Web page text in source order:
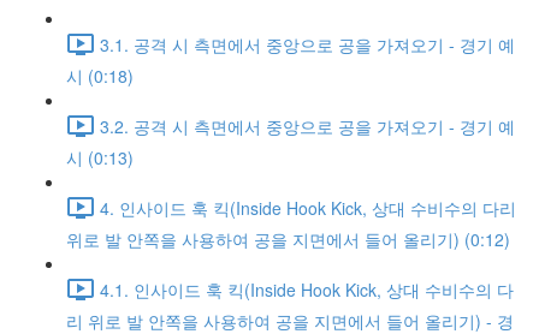
3.1. 공격 시 측면에서 중앙으로 공을 가져오기 - 경기 예
시 (0:18)
3.2. 공격 시 측면에서 중앙으로 공을 가져오기 - 경기 예
시 (0:13)
4. 인사이드 훅 킥(Inside Hook Kick, 상대 수비수의 다리
위로 발 안쪽을 사용하여 공을 지면에서 들어 올리기) (0:12)
4.1. 인사이드 훅 킥(Inside Hook Kick, 상대 수비수의 다
리 위로 발 안쪽을 사용하여 공을 지면에서 들어 올리기) - 경